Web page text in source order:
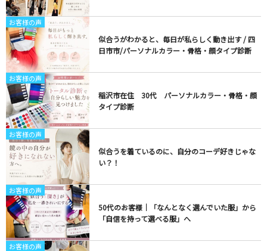
お客様の声
似合うがわかると、毎日が私らしく動き出す / 四
日市市/パーソナルカラー・骨格・顔タイプ診断
お客様の声
稲沢市在住 30代 パーソナルカラー・骨格・顔
タイプ診断
お客様の声
似合うを着ているのに、自分のコーデ好きじゃな
い？！
お客様の声
50代のお客様｜「なんとなく選んでいた服」から
「自信を持って選べる服」へ
お客様の声